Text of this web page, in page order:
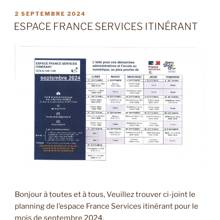
PUBLIÉ
LE
2 SEPTEMBRE 2024
ESPACE FRANCE SERVICES ITINÉRANT
Bonjour à toutes et à tous, Veuillez trouver ci-joint le
planning de l’espace France Services itinérant pour le
mois de septembre 2024.